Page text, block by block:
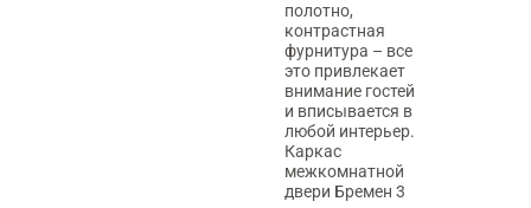
полотно,
контрастная
фурнитура – все
это привлекает
внимание гостей
и вписывается в
любой интерьер.
Каркас
межкомнатной
двери Бремен 3